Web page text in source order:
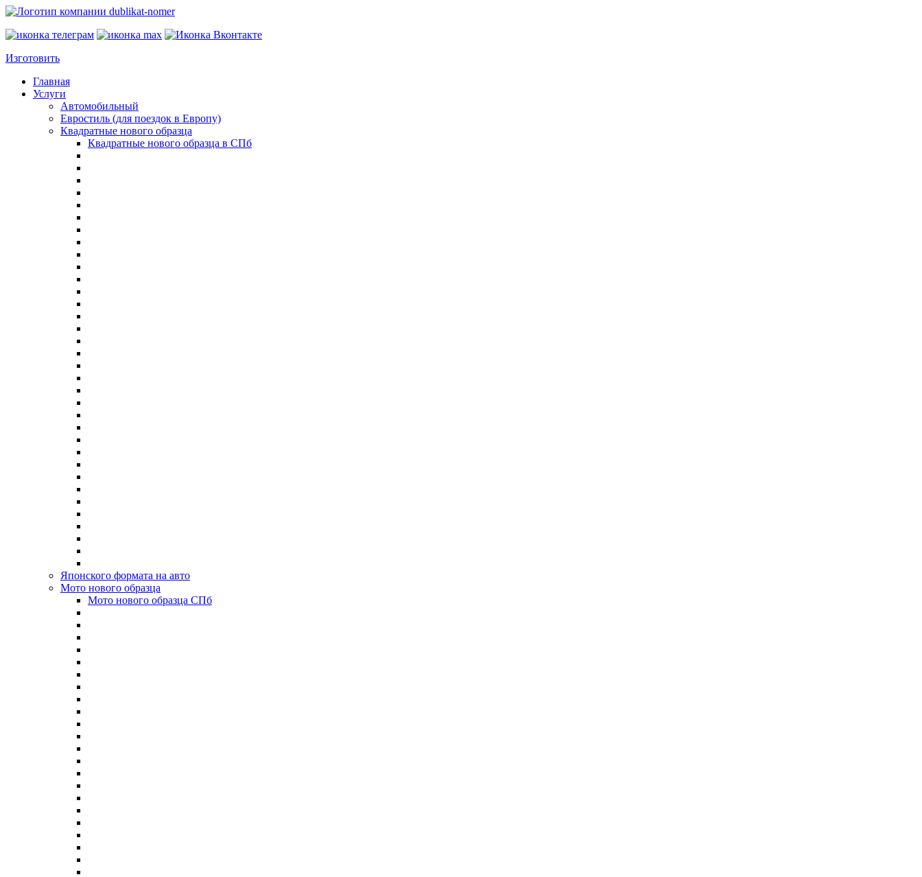
Изготовить
Главная
Услуги
Автомобильный
Евростиль (для поездок в Европу)
Квадратные нового образца
Квадратные нового образца в СПб
Японского формата на авто
Мото нового образца
Мото нового образца СПб